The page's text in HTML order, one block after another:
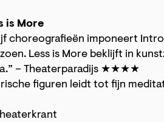
is More
choreografieën imponeert
Less is More beklijft in
– Theaterparadijs ★★★★
figuren leidt tot fijn